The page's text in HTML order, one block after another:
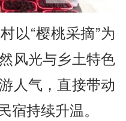
以“樱桃采摘”为
风光与乡土特色
人气，直接带动
宿持续升温。